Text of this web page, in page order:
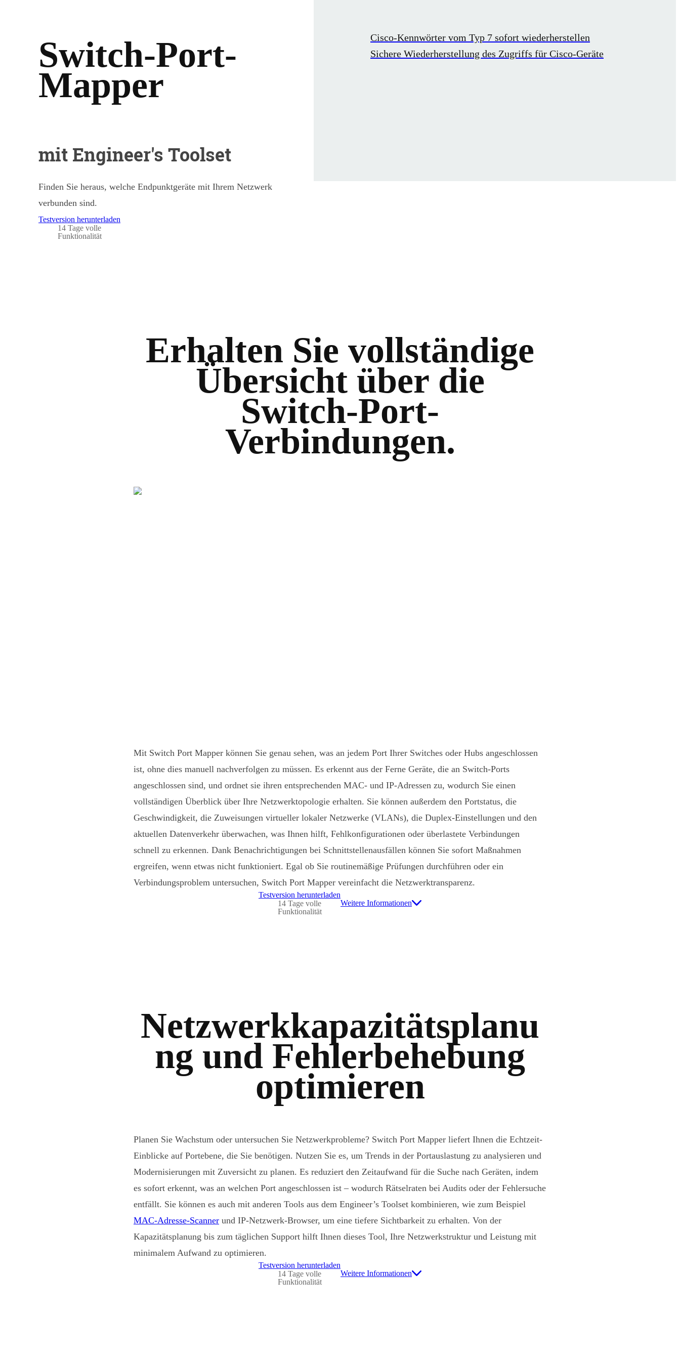
Switch-Port-
Mapper
mit Engineer's Toolset
Finden Sie heraus, welche Endpunktgeräte mit Ihrem Netzwerk
verbunden sind.
Testversion herunterladen
14 Tage volle
Funktionalität
Cisco-Kennwörter vom Typ 7 sofort wiederherstellen
Sichere Wiederherstellung des Zugriffs für Cisco-Geräte
Erhalten Sie vollständige
Übersicht über die
Switch-Port-
Verbindungen.
Mit Switch Port Mapper können Sie genau sehen, was an jedem Port Ihrer Switches oder Hubs angeschlossen
ist, ohne dies manuell nachverfolgen zu müssen. Es erkennt aus der Ferne Geräte, die an Switch-Ports
angeschlossen sind, und ordnet sie ihren entsprechenden MAC- und IP-Adressen zu, wodurch Sie einen
vollständigen Überblick über Ihre Netzwerktopologie erhalten. Sie können außerdem den Portstatus, die
Geschwindigkeit, die Zuweisungen virtueller lokaler Netzwerke (VLANs), die Duplex-Einstellungen und den
aktuellen Datenverkehr überwachen, was Ihnen hilft, Fehlkonfigurationen oder überlastete Verbindungen
schnell zu erkennen. Dank Benachrichtigungen bei Schnittstellenausfällen können Sie sofort Maßnahmen
ergreifen, wenn etwas nicht funktioniert. Egal ob Sie routinemäßige Prüfungen durchführen oder ein
Verbindungsproblem untersuchen, Switch Port Mapper vereinfacht die Netzwerktransparenz.
Testversion herunterladen
14 Tage volle
Funktionalität
Weitere Informationen
Netzwerkkapazitätsplanu
ng und Fehlerbehebung
optimieren
Planen Sie Wachstum oder untersuchen Sie Netzwerkprobleme? Switch Port Mapper liefert Ihnen die Echtzeit-
Einblicke auf Portebene, die Sie benötigen. Nutzen Sie es, um Trends in der Portauslastung zu analysieren und
Modernisierungen mit Zuversicht zu planen. Es reduziert den Zeitaufwand für die Suche nach Geräten, indem
es sofort erkennt, was an welchen Port angeschlossen ist – wodurch Rätselraten bei Audits oder der Fehlersuche
entfällt. Sie können es auch mit anderen Tools aus dem Engineer’s Toolset kombinieren, wie zum Beispiel
MAC-Adresse-Scanner und IP-Netzwerk-Browser, um eine tiefere Sichtbarkeit zu erhalten. Von der
Kapazitätsplanung bis zum täglichen Support hilft Ihnen dieses Tool, Ihre Netzwerkstruktur und Leistung mit
minimalem Aufwand zu optimieren.
Testversion herunterladen
14 Tage volle
Funktionalität
Weitere Informationen